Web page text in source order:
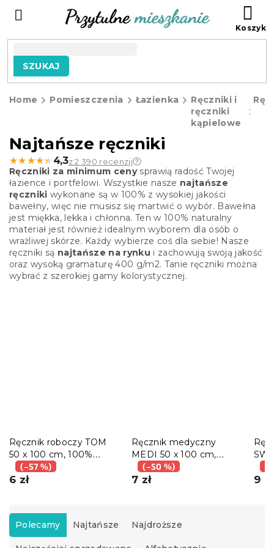
SZUKAJ
Home Pomieszczenia Łazienka
Ręczniki i
ręczniki
kąpielowe
Najtańsze ręczniki
★★★★★
★★★★★ 4,3z 2 390 recenzji
Ręczniki za minimum cenysprawią radość Twojej
łazience i portfelowi. Wszystkie nasze najtańsze
ręczniki wykonane są w 100% z wysokiej jakości
bawełny, więc nie musisz się martwić o wybór. Bawełna
jest miękka, lekka i chłonna. Ten w 100% naturalny
materiał jest również idealnym wyborem dla osób o
wrażliwej skórze. Każdy wybierze coś dla siebie! Nasze
ręczniki są najtańsze na rynku i zachowują swoją jakość
oraz wysoką gramaturę 400 g/m2. Tanie ręczniki można
wybrać z szerokiej gamy kolorystycznej.
Ręcznik roboczy TOM
50 x 100 cm, 100%
bawełna
(–57 %)
6 zł
Ręcznik medyczny
MEDI 50 x 100 cm,
100% bawełna
(–50 %)
7 zł 9 zł
S
o
r
Polecamy Najtańsze Najdroższe